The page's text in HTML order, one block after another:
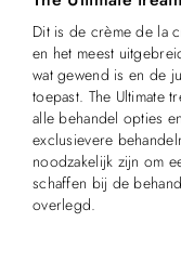
Dit is de crème de la
en het meest
wat gewend is en de
toepast. The Ultimate
alle behandel opties
exclusievere
noodzakelijk zijn om
schaffen bij de
overlegd.